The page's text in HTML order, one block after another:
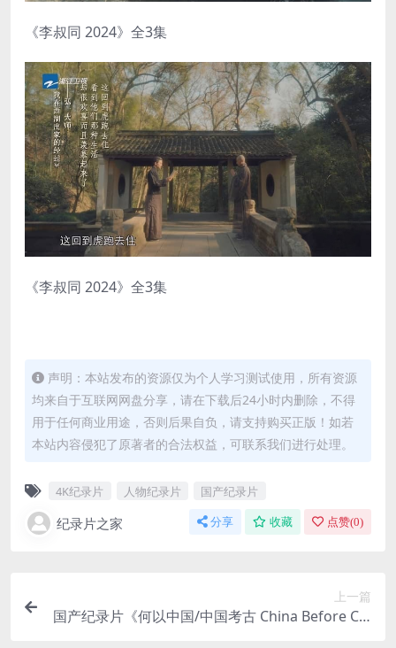
《李叔同 2024》全3集
《李叔同 2024》全3集
声明：本站发布的资源仅为个人学习测试使用，所有资源
均来自于互联网网盘分享，请在下载后24小时内删除，不得
用于任何商业用途，否则后果自负，请支持购买正版！如若
本站内容侵犯了原著者的合法权益，可联系我们进行处理。
4K纪录片 人物纪录片 国产纪录片
纪录片之家 分享 收藏 点赞(0)
上一篇
国产纪录片《何以中国/中国考古 China Before Chi